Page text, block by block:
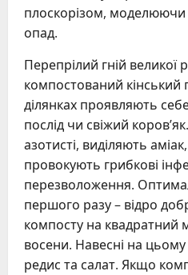
плоскорізом,
опад.
Перепрілий гній великої
компостований кінський
ділянках проявляють
послід чи свіжий
азотисті, виділяють
провокують грибкові
перезволоження.
першого разу – відро
компосту на квадратний
восени. Навесні на
редис та салат. Якщо